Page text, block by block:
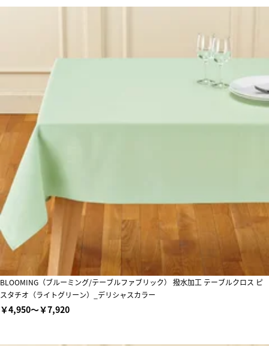
BLOOMING（ブルーミング/テーブルファブリック） 撥水加工 テーブルクロス ピ
スタチオ（ライトグリーン）_デリシャスカラー
￥4,950～￥7,920